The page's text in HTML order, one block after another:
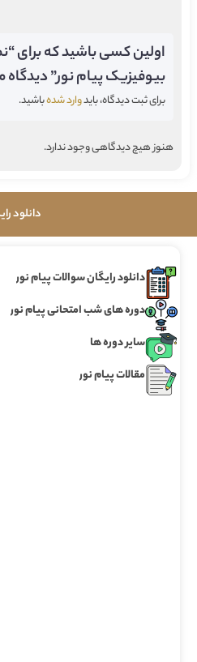
اولین کسی باشید که برای
بیوفیزیک پیام نور” دیدگاه
برای ثبت دیدگاه، بایدوارد شدهباشید.
هنوز هیچ دیدگاهی وجود ندارد.
دانلود
دانلود رایگان سوالات پیام نور
دوره های شب امتحانی پیام نور
سایر دوره ها
مقالات پیام نور